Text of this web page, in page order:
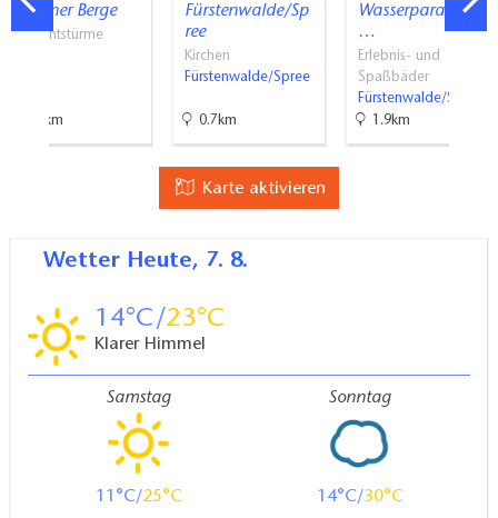
Rauener Berge
Aussichtstürme
5.3km
Fürstenwalde/Sp
ree
Kirchen
Fürstenwalde/Spree
0.7km
Wasserparadies
…
Erlebnis- und
Spaßbäder
Fürstenwalde/Spree
1.9km
Karte aktivieren
Wetter Heute, 7. 8.
14 23
Klarer Himmel
Samstag
11 25
Sonntag
14 30